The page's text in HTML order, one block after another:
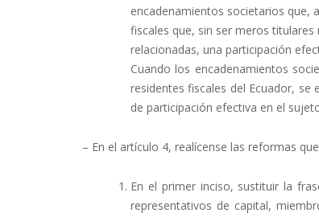
encadenamientos societarios que,
fiscales que, sin ser meros
relacionadas, una participación
Cuando los encadenamientos
residentes fiscales del Ecuador,
de participación efectiva en el
– En el artículo 4, realícense las reformas
En el primer inciso, sustituir la
representativos de capital,